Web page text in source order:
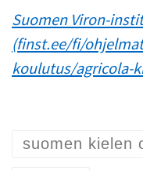
Suomen Viron-
(finst.ee/fi/
koulutus/agricola-
suomen kielen